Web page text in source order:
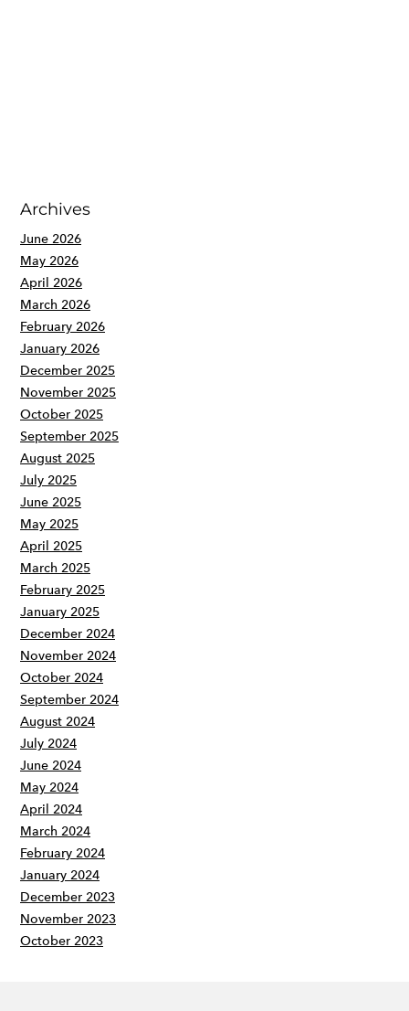
Archives
June 2026
May 2026
April 2026
March 2026
February 2026
January 2026
December 2025
November 2025
October 2025
September 2025
August 2025
July 2025
June 2025
May 2025
April 2025
March 2025
February 2025
January 2025
December 2024
November 2024
October 2024
September 2024
August 2024
July 2024
June 2024
May 2024
April 2024
March 2024
February 2024
January 2024
December 2023
November 2023
October 2023